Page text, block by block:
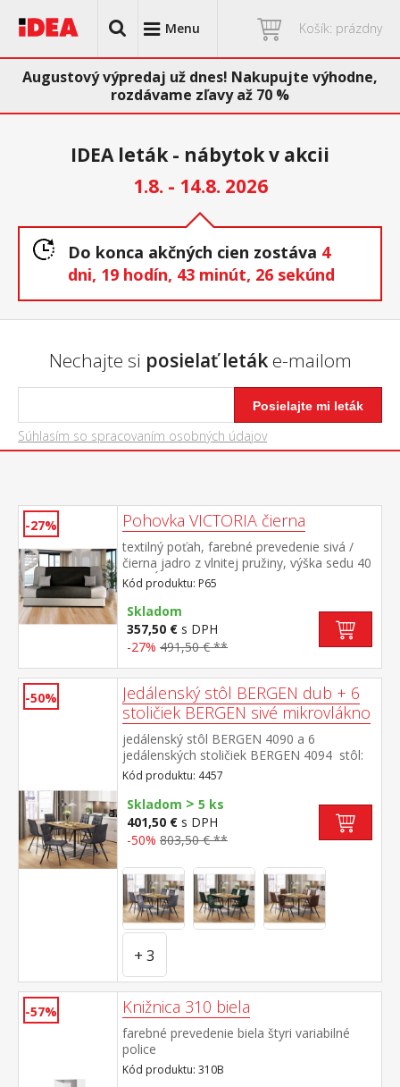
Menu Košík: prázdny
Augustový výpredaj už dnes! Nakupujte výhodne,
rozdávame zľavy až 70 %
IDEA leták - nábytok v akcii
1.8. - 14.8. 2026
Do konca akčných cien zostáva 4
dni, 19 hodín, 43 minút, 25 sekúnd
Nechajte si posielať leták e-mailom
Posielajte mi leták
Súhlasím so spracovaním osobných údajov
-27% Pohovka VICTORIA čierna
textilný poťah, farebné prevedenie sivá /
čierna jadro z vlnitej pružiny, výška sedu 40
cm, hĺbka sedu 55 cm, rozmer rozloženej
190 × 120 cm rozkladacia s úložným
priestorom, rozkladanie KLIK-KLAK (postup
uvedený v návode na montáž) po zložení
do polohy k sedu upravte kryciu látku v
zadnej časti tak, aby zakryla rozkladací
mechanizmus
Kód produktu: P65
Skladom
357,50 € s DPH
-27% 491,50 € **
-50%
Jedálenský stôl BERGEN dub + 6
stoličiek BERGEN sivé mikrovlákno
jedálenský stôl BERGEN 4090 a 6
jedálenských stoličiek BERGEN 4094 stôl:
doska MDF, farebné prevedenie dub
Wotan kovová konštrukcia, farebné
prevedenie čierna stolička: poťah brúsená
koža – imitácia mikrovlákno, farebné
prevedenie antracitová kovová konštrukcia,
farebné prevedenie čierna výška sedu
stoličky 51 cm rozmer stola (š/h/v) 140 × 80
× 75 cm rozmer stoličky (š/h/v) 45 × 53 × 88
cm
Kód produktu: 4457
Skladom > 5 ks
401,50 € s DPH
-50% 803,50 € **
+ 3
-57% Knižnica 310 biela
farebné prevedenie biela štyri variabilné
police
Kód produktu: 310B